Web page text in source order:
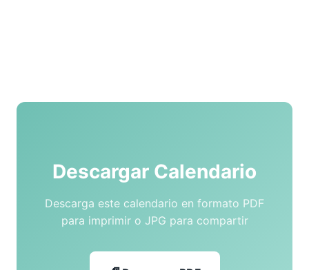
Descargar Calendario
Descarga este calendario en formato PDF
para imprimir o JPG para compartir